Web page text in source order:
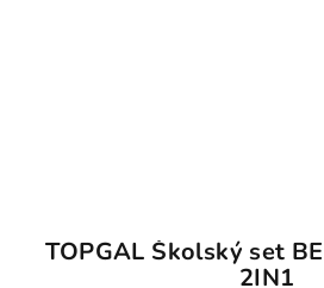
TOPGAL Školský set
2IN1